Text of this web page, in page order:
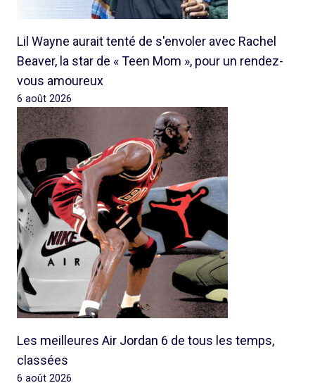
Lil Wayne aurait tenté de s'envoler avec Rachel
Beaver, la star de « Teen Mom », pour un rendez-
vous amoureux
6 août 2026
Les meilleures Air Jordan 6 de tous les temps,
classées
6 août 2026